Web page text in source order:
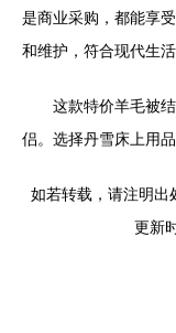
是商业采购，都能享
和维护，符合现代生活
这款特价羊毛被
侣。选择丹雪床上用
如若转载，请注明
更新